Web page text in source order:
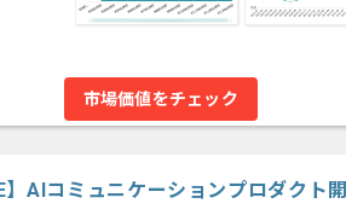
市場価値をチェック
】AIコミュニケーションプロダクト